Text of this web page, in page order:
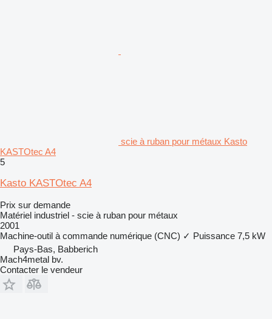
scie à ruban pour métaux Kasto
KASTOtec A4
5
Kasto KASTOtec A4
Prix sur demande
Matériel industriel - scie à ruban pour métaux
2001
Machine-outil à commande numérique (CNC) ✓ Puissance 7,5 kW
Pays-Bas, Babberich
Mach4metal bv.
Contacter le vendeur